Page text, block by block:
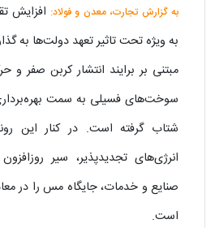
به گزارش تجارت، معدن و فولاد: افزایش
به‌ ویژه تحت تاثیر تعهد دولت‌ها به
مبتنی بر برایند انتشار کربن صفر
سوخت‌های فسیلی به سمت بهره‌برداری
شتاب گرفته است. در کنار این
انرژی‌های تجدیدپذیر، سیر
صنایع و خدمات، جایگاه مس را در
است.